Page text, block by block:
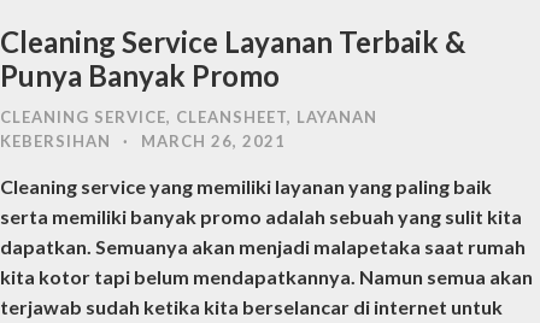
Cleaning Service Layanan Terbaik &
Punya Banyak Promo
CLEANING SERVICE, CLEANSHEET, LAYANAN
KEBERSIHAN
· MARCH 26, 2021
Cleaning service yang memiliki layanan yang paling baik
serta memiliki banyak promo adalah sebuah yang sulit kita
dapatkan. Semuanya akan menjadi malapetaka saat rumah
kita kotor tapi belum mendapatkannya. Namun semua akan
terjawab sudah ketika kita berselancar di internet untuk